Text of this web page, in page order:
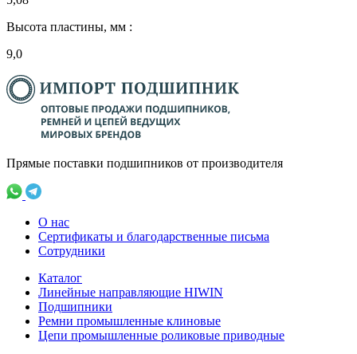
Высота пластины, мм :
9,0
Прямые поставки подшипников от производителя
О нас
Сертификаты и благодарственные письма
Сотрудники
Каталог
Линейные направляющие HIWIN
Подшипники
Ремни промышленные клиновые
Цепи промышленные роликовые приводные